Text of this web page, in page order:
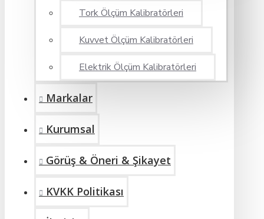
Tork Ölçüm Kalibratörleri
Kuvvet Ölçüm Kalibratörleri
Elektrik Ölçüm Kalibratörleri
Markalar
Kurumsal
Görüş & Öneri & Şikayet
KVKK Politikası